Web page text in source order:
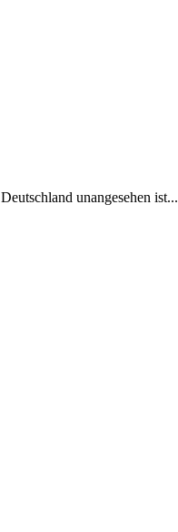
unangesehen ist...